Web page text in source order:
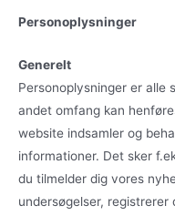
Personoplysninger
Generelt
Personoplysninger er alle
andet omfang kan
website indsamler og
informationer. Det sker
du tilmelder dig vores
undersøgelser,